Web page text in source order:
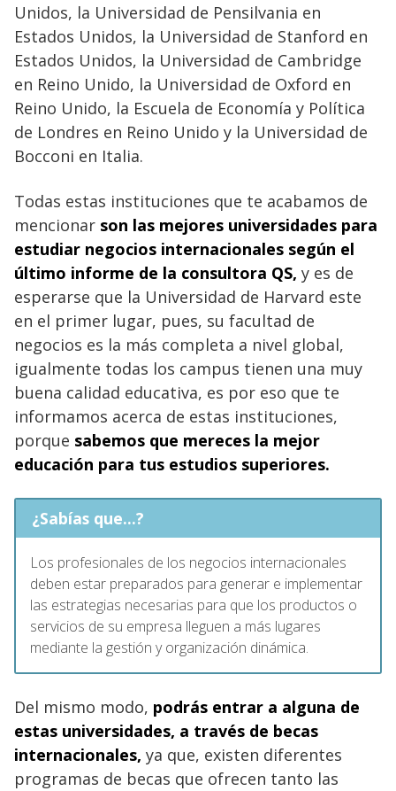
Unidos, la Universidad de Pensilvania en
Estados Unidos, la Universidad de Stanford en
Estados Unidos, la Universidad de Cambridge
en Reino Unido, la Universidad de Oxford en
Reino Unido, la Escuela de Economía y Política
de Londres en Reino Unido y la Universidad de
Bocconi en Italia.
Todas estas instituciones que te acabamos de
mencionar son las mejores universidades para
estudiar negocios internacionales según el
último informe de la consultora QS, y es de
esperarse que la Universidad de Harvard este
en el primer lugar, pues, su facultad de
negocios es la más completa a nivel global,
igualmente todas los campus tienen una muy
buena calidad educativa, es por eso que te
informamos acerca de estas instituciones,
porque sabemos que mereces la mejor
educación para tus estudios superiores.
¿Sabías que...?
Los profesionales de los negocios internacionales
deben estar preparados para generar e implementar
las estrategias necesarias para que los productos o
servicios de su empresa lleguen a más lugares
mediante la gestión y organización dinámica.
Del mismo modo, podrás entrar a alguna de
estas universidades, a través de becas
internacionales, ya que, existen diferentes
programas de becas que ofrecen tanto las